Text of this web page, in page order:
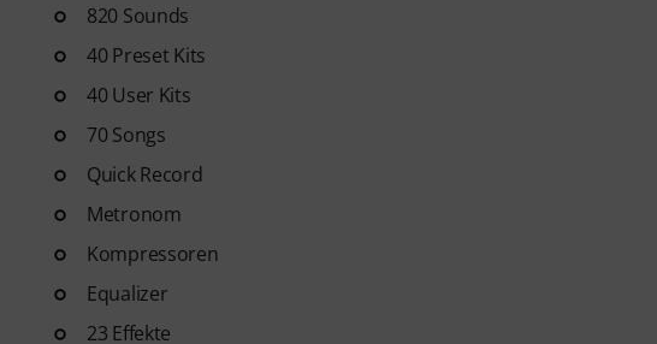
820 Sounds
40 Preset Kits
40 User Kits
70 Songs
Quick Record
Metronom
Kompressoren
Equalizer
23 Effekte